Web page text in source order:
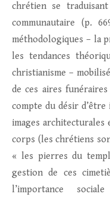
chrétien se
communautaire (p.
méthodologiques – la
les tendances
christianisme –
de ces aires
compte du désir d’être
images architecturales
corps (les chrétiens
« les pierres du
gestion de ces
l’importance